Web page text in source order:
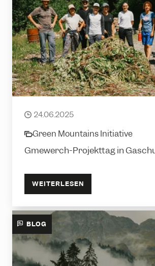
Springkraut
date
24.06.2025
category
Green Mountains Initiative
Gmewerch-Projekttag in
WEITERLESEN
BLOG